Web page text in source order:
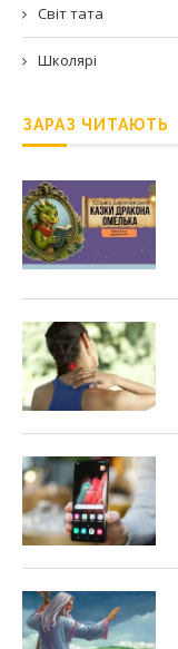
Світ тата
Школярі
ЗАРАЗ ЧИТАЮТЬ